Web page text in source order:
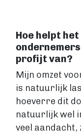
Hoe helpt
profijt van?
Mijn omzet
is natuurlijk
hoeverre dit
natuurlijk wel
veel aandacht,